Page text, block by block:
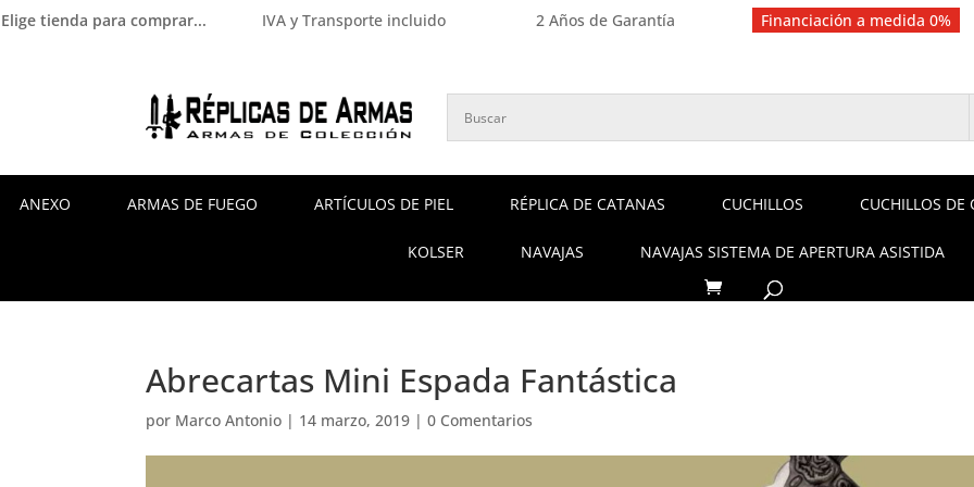
Elige tienda para comprar... IVA y Transporte incluido 2 Años de Garantía Financiación a medida 0%
ANEXO ARMAS DE FUEGO ARTÍCULOS DE PIEL RÉPLICA DE CATANAS CUCHILLOS CUCHILLOS DE
KOLSER NAVAJAS NAVAJAS SISTEMA DE APERTURA ASISTIDA
Abrecartas Mini Espada Fantástica
por Marco Antonio | 14 marzo, 2019 |0 Comentarios